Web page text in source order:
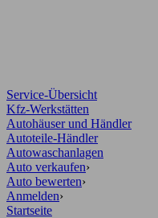
Service-Übersicht
Kfz-Werkstätten
Autohäuser und Händler
Autoteile-Händler
Autowaschanlagen
Auto verkaufen›
Auto bewerten›
Anmelden›
Startseite